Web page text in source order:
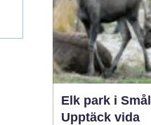
Elk park i
Upptäck vida